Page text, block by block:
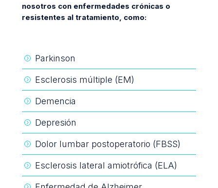
nosotros con enfermedades crónicas o
resistentes al tratamiento, como:
= Parkinson
= Esclerosis múltiple (EM)
= Demencia
= Depresión
= Dolor lumbar postoperatorio (FBSS)
= Esclerosis lateral amiotrófica (ELA)
=